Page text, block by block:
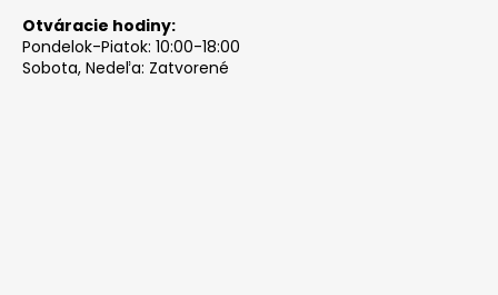
Otváracie hodiny:
Pondelok-Piatok: 10:00-18:00
Sobota, Nedeľa: Zatvorené